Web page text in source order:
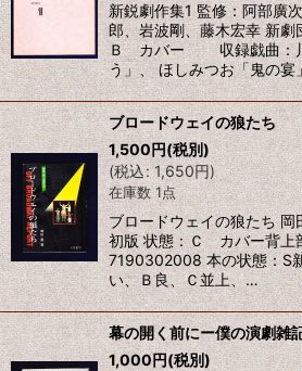
新鋭劇作集1 監修：阿部廣
郎、岩波剛、藤木宏幸 新
Ｂ カバー 収録戯曲：川
う」、 ほしみつお「鬼の
ブロードウェイの狼たち
1,500円(税別)
(税込: 1,650円)
在庫数 1点
ブロードウェイの狼たち
初版 状態：Ｃ カバー背上
7190302008 本の状態：S
い、Ｂ良、Ｃ並上、…
幕の開く前にー僕の演劇雑
1,000円(税別)